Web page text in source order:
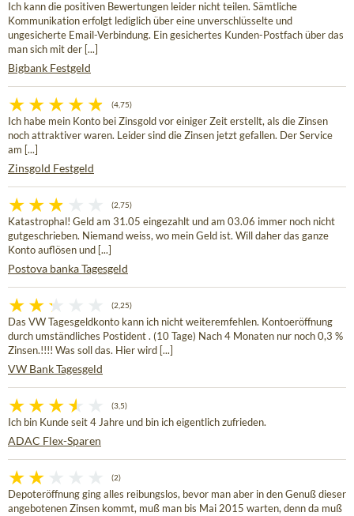
Ich kann die positiven Bewertungen leider nicht teilen. Sämtliche
Kommunikation erfolgt lediglich über eine unverschlüsselte und
ungesicherte Email-Verbindung. Ein gesichertes Kunden-Postfach über das
man sich mit der [...]
Bigbank Festgeld
(4,75)
Ich habe mein Konto bei Zinsgold vor einiger Zeit erstellt, als die Zinsen
noch attraktiver waren. Leider sind die Zinsen jetzt gefallen. Der Service
am [...]
Zinsgold Festgeld
(2,75)
Katastrophal! Geld am 31.05 eingezahlt und am 03.06 immer noch nicht
gutgeschrieben. Niemand weiss, wo mein Geld ist. Will daher das ganze
Konto auflösen und [...]
Postova banka Tagesgeld
(2,25)
Das VW Tagesgeldkonto kann ich nicht weiteremfehlen. Kontoeröffnung
durch umständliches Postident . (10 Tage) Nach 4 Monaten nur noch 0,3 %
Zinsen.!!!! Was soll das. Hier wird [...]
VW Bank Tagesgeld
(3,5)
Ich bin Kunde seit 4 Jahre und bin ich eigentlich zufrieden.
ADAC Flex-Sparen
(2)
Depoteröffnung ging alles reibungslos, bevor man aber in den Genuß dieser
angebotenen Zinsen kommt, muß man bis Mai 2015 warten, denn da muß